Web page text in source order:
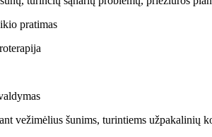
pratimas
vežimėlius šunims, turintiems užpakalinių